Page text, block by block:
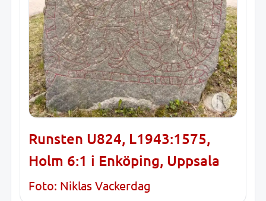
Runsten U824, L1943:1575,
Holm 6:1 i Enköping, Uppsala
Foto: Niklas Vackerdag